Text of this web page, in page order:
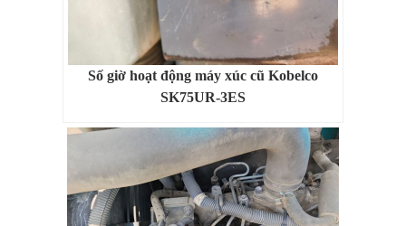
Số giờ hoạt động máy xúc cũ Kobelco
SK75UR-3ES